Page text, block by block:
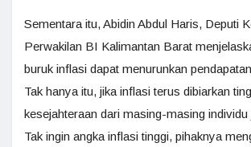
Sementara itu, Abidin Abdul Haris, Deputi
Perwakilan BI Kalimantan Barat
buruk inflasi dapat menurunkan
Tak hanya itu, jika inflasi terus dibiarkan
kesejahteraan dari masing-masing individu
Tak ingin angka inflasi tinggi, pihaknya